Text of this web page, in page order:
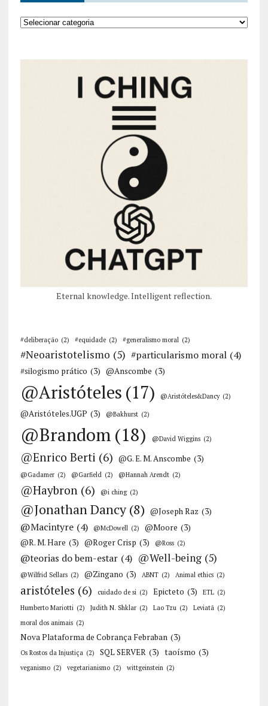
Eternal knowledge. Intelligent reflection.
#deliberação (2) #equidade (2) #generalismo moral (2)
#Neoaristotelismo (5) #particularismo moral (4)
#silogismo prático (3) @Anscombe (3)
@Aristóteles (17) @Aristóteles&Dancy (2)
@Aristóteles.UGP (3) @Bakhurst (2)
@Brandom (18) @David Wiggins (2)
@Enrico Berti (6) @G. E. M. Anscombe (3)
@Gadamer (2) @Garfield (2) @Hannah Arendt (2)
@Haybron (6) @i ching (2)
@Jonathan Dancy (8) @Joseph Raz (3)
@Macintyre (4) @McDowell (2) @Moore (3)
@R. M. Hare (3) @Roger Crisp (3) @Ross (2)
@teorias do bem-estar (4) @Well-being (5)
@Wilfrid Sellars (2) @Zingano (3) ABNT (2) Animal ethics (2)
aristóteles (6) cuidado de si (2) Epicteto (3) ETL (2)
Humberto Mariotti (2) Judith N. Shklar (2) Lao Tzu (2) Leviatã (2)
moral dos animais (2)
Nova Plataforma de Cobrança Febraban (3)
Os Rostos da Injustiça (2) SQL SERVER (3) taoísmo (3)
veganismo (2) vegetarianismo (2) wittgeinstein (2)